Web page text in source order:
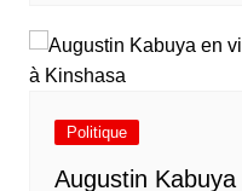
Politique
Augustin